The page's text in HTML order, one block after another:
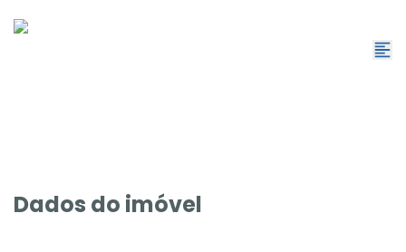
Dados do imóvel